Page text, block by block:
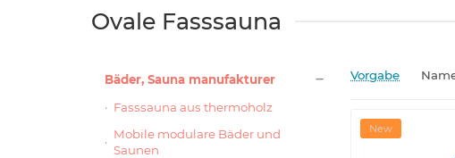
Ovale Fasssauna
Bäder, Sauna manufakturer
Fasssauna aus thermoholz
Mobile modulare Bäder und
Saunen
Vorgabe
New